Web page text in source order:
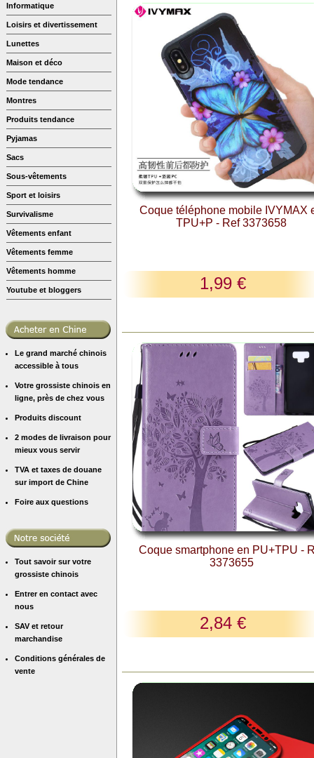
Informatique
Loisirs et divertissement
Lunettes
Maison et déco
Mode tendance
Montres
Produits tendance
Pyjamas
Sacs
Sous-vêtements
Sport et loisirs
Survivalisme
Vêtements enfant
Vêtements femme
Vêtements homme
Youtube et bloggers
Le grand marché chinois
accessible à tous
Votre grossiste chinois en
ligne, près de chez vous
Produits discount
2 modes de livraison pour
mieux vous servir
TVA et taxes de douane
sur import de Chine
Foire aux questions
Tout savoir sur votre
grossiste chinois
Entrer en contact avec
nous
SAV et retour
marchandise
Conditions générales de
vente
Coque téléphone mobile IVYMAX
TPU+P - Ref 3373658
1,99 €
Coque smartphone en PU+TPU -
3373655
2,84 €